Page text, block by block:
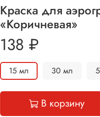
Краска для
«Коричневая»
138 ₽
15 мл 30 мл
В корзину